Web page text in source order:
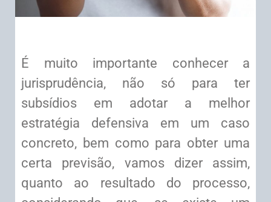
É muito importante conhecer a
jurisprudência, não só para ter
subsídios em adotar a melhor
estratégia defensiva em um caso
concreto, bem como para obter uma
certa previsão, vamos dizer assim,
quanto ao resultado do processo,